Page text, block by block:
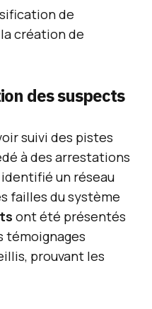
de
création de
des suspects
suivi des pistes
à des arrestations
un réseau
failles du système
ont été présentés
témoignages
prouvant les